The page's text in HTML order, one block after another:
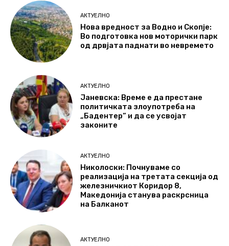
АКТУЕЛНО
Нова вредност за Водно и Скопје:
Во подготовка нов моторички парк
од дрвјата паднати во невремето
АКТУЕЛНО
Јаневска: Време е да престане
политичката злоупотреба на
„Бадентер“ и да се усвојат
законите
АКТУЕЛНО
Николоски: Почнуваме со
реализација на третата секција од
железничкиот Коридор 8,
Македонија станува раскрсница
на Балканот
АКТУЕЛНО